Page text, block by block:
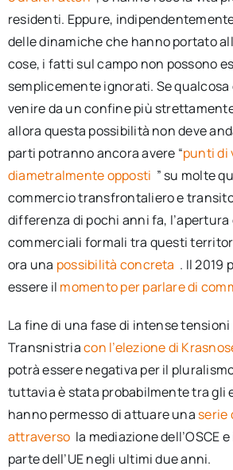
residenti. Eppure,
delle dinamiche che hanno portato
cose, i fatti sul campo non possono
semplicemente ignorati. Se qualcosa
venire da un confine più
allora questa possibilità non deve
parti potranno ancora avere “punti di
diametralmente opposti ” su molte
commercio transfrontaliero e
differenza di pochi anni fa,
commerciali formali tra questi
ora una possibilità concreta . Il 2019
essere il momento per parlare di
La fine di una fase di intense
Transnistriacon l’elezione di
potrà essere negativa per il
tuttavia è stata probabilmente tra gli
hanno permesso di attuare una serie
attraverso la mediazione dell’OSCE
parte dell’UE negli ultimi due anni.